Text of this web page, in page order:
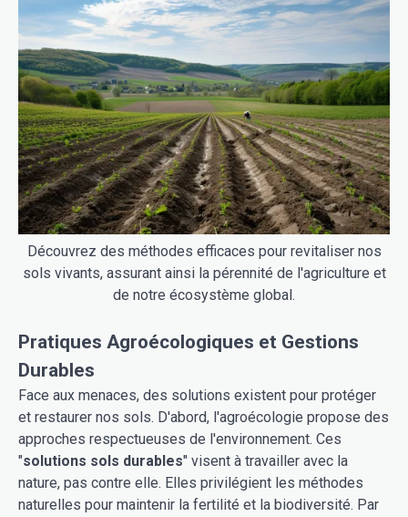
Découvrez des méthodes efficaces pour revitaliser nos
sols vivants, assurant ainsi la pérennité de l'agriculture et
de notre écosystème global.
Pratiques Agroécologiques et Gestions
Durables
Face aux menaces, des solutions existent pour protéger
et restaurer nos sols. D'abord, l'agroécologie propose des
approches respectueuses de l'environnement. Ces
"solutions sols durables" visent à travailler avec la
nature, pas contre elle. Elles privilégient les méthodes
naturelles pour maintenir la fertilité et la biodiversité. Par